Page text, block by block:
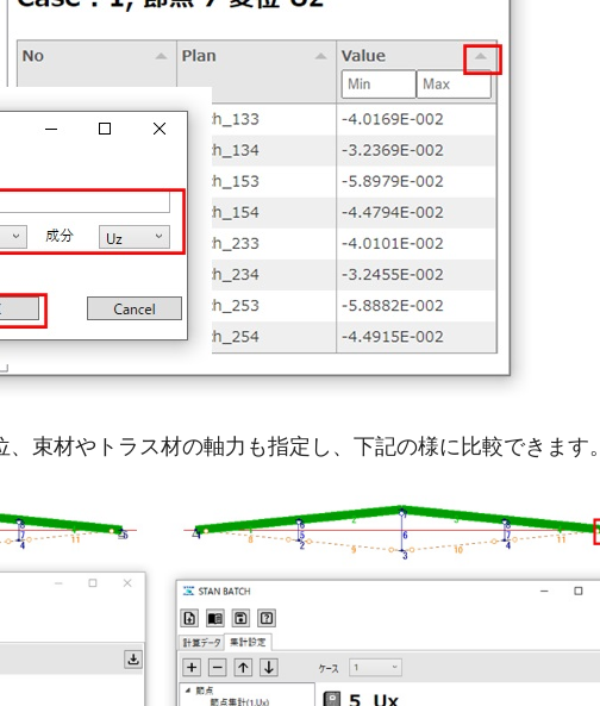
、束材やトラス材の軸力も指定し、下記の様に比較できます。